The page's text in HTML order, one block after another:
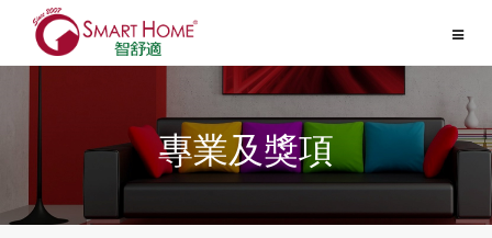
Toggle
專業及獎項